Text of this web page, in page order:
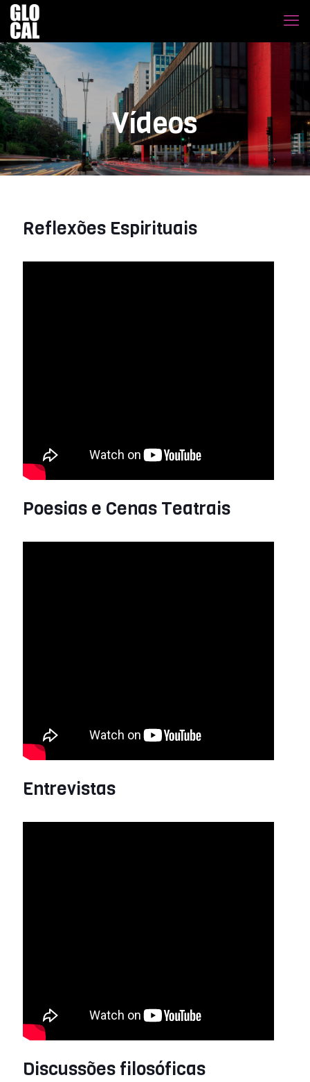
Vídeos
Reflexões Espirituais
Poesias e Cenas Teatrais
Entrevistas
Discussões filosóficas